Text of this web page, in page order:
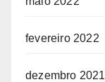
fevereiro 2022
dezembro 2021